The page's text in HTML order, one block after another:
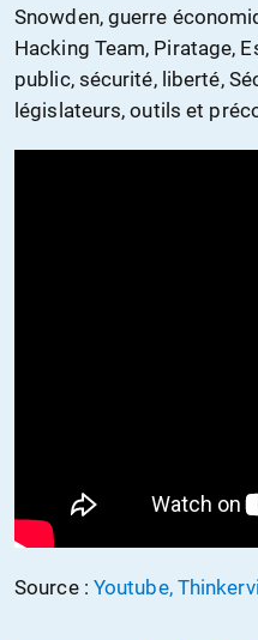
Snowden, guerre
Hacking Team, Piratage,
public, sécurité, liberté,
législateurs, outils et
Source : Youtube,